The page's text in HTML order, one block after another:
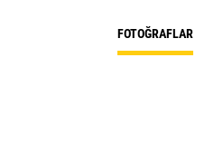
FOTOĞRAFLAR